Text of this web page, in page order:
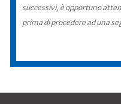
successivi, è opportuno
prima di procedere ad una